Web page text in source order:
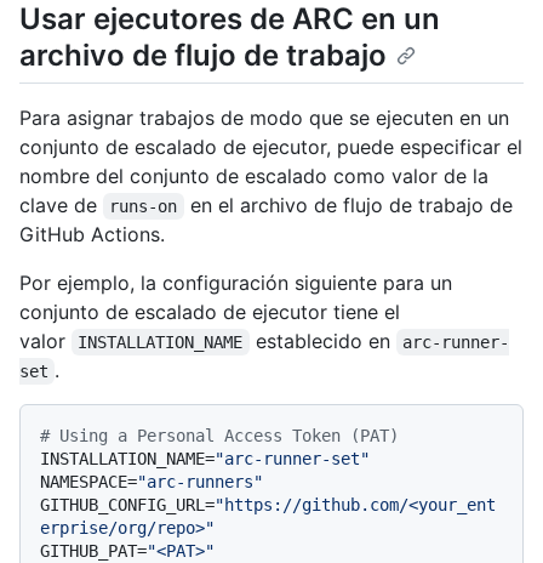
Usar ejecutores de ARC en un
archivo de flujo de trabajo
Para asignar trabajos de modo que se ejecuten en un
conjunto de escalado de ejecutor, puede especificar el
nombre del conjunto de escalado como valor de la
clave de
runs-on
en el archivo de flujo de trabajo de
GitHub Actions.
Por ejemplo, la configuración siguiente para un
conjunto de escalado de ejecutor tiene el
valor
INSTALLATION_NAME establecido en
arc-runner-
set .
# Using a Personal Access Token (PAT)
INSTALLATION_NAME="arc-runner-set"
NAMESPACE="arc-runners"
GITHUB_CONFIG_URL="https://github.com/<your_ent
erprise/org/repo>"
GITHUB_PAT="<PAT>"